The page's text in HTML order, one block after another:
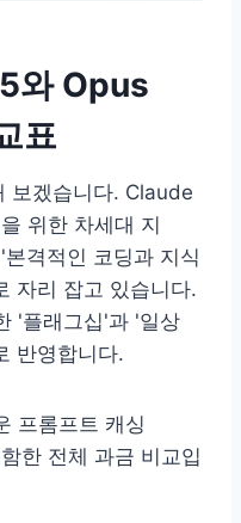
와 Opus
표
보겠습니다. Claude
위한 차세대 지
격적인 코딩과 지식
자리 잡고 있습니다.
'플래그십'과 '일상
반영합니다.
프롬프트 캐싱
한 전체 과금 비교입